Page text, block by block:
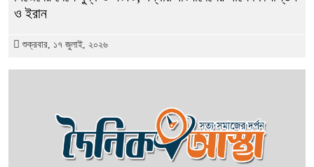
ও ইরান
শুক্রবার, ১৭ জুলাই, ২০২৬